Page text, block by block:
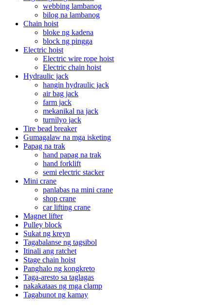
webbing lambanog
bilog na lambanog
Chain hoist
bloke ng kadena
block ng pingga
Electric hoist
Electric wire rope hoist
Electric chain hoist
Hydraulic jack
hangin hydraulic jack
air bag jack
farm jack
mekanikal na jack
turnilyo jack
Tire bead breaker
Gumagalaw na mga isketing
Papag na trak
hand papag na trak
hand forklift
semi electric stacker
Mini crane
panlabas na mini crane
shop crane
car lifting crane
Magnet lifter
Pulley block
Sukat ng kreyn
Tagabalanse ng tagsibol
Itinali ang ratchet
Stage chain hoist
Panghalo ng kongkreto
Taga-aresto sa taglagas
nakakataas ng mga clamp
Tagabunot ng kamay